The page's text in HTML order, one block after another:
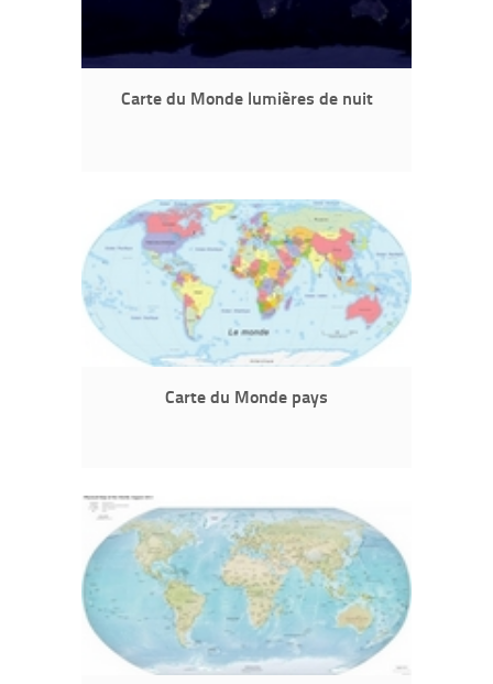
Carte du Monde lumières de nuit
Carte du Monde pays